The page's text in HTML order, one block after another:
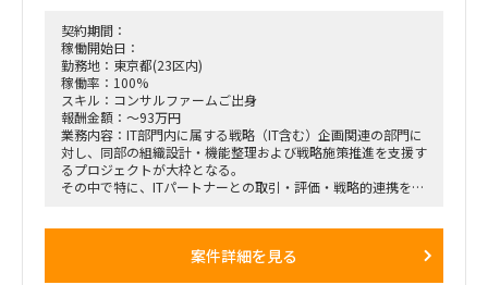
・フロントワーク
・スケジュールの詳細化（WBS作成/管理）
・クライアント/インナーMTGでのファシリテーション
・資料や調査票、レポート等の確認作業（デリバリーとも協
業）
契約期間：
稼働開始日：
勤務地：東京都(23区内)
稼働率：100%
スキル：コンサルファームご出身
報酬金額：～93万円
業務内容：IT部門内に属する戦略（IT含む）企画関連の部門に
対し、同部の組織設計・機能整理および戦略施策推進を支援す
るプロジェクトが大枠となる。
その中で特に、ITパートナーとの取引・評価・戦略的連携を最
方針に基づく各種施策の検討・推進を担っていただく想定。
案件詳細を見る